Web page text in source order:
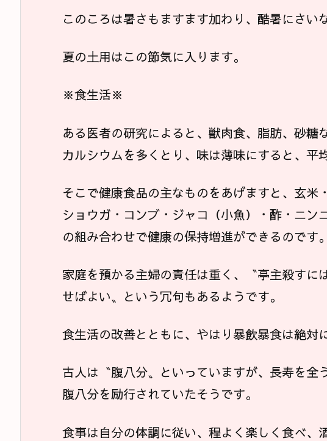
このころは暑さもますます加わり、酷暑にさい
夏の土用はこの節気に入ります。
※食生活※
ある医者の研究によると、獣肉食、脂肪、砂糖
カルシウムを多くとり、味は薄味にすると、平
そこで健康食品の主なものをあげますと、玄米
ショウガ・コンブ・ジャコ（小魚）・酢・ニン
の組み合わせで健康の保持増進ができるのです。
家庭を預かる主婦の責任は重く、〝亭主殺すに
せばよい〟という冗句もあるようです。
食生活の改善とともに、やはり暴飲暴食は絶対
古人は〝腹八分〟といっていますが、長寿を全
腹八分を励行されていたそうです。
食事は自分の体調に従い、程よく楽しく食べ、